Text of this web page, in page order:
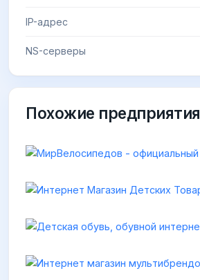
IP-адрес
NS-серверы
Похожие предприятия